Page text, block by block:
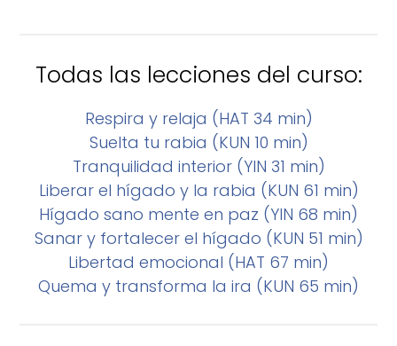
Todas las lecciones del curso:
Respira y relaja (HAT 34 min)
Suelta tu rabia (KUN 10 min)
Tranquilidad interior (YIN 31 min)
Liberar el hígado y la rabia (KUN 61 min)
Hígado sano mente en paz (YIN 68 min)
Sanar y fortalecer el hígado (KUN 51 min)
Libertad emocional (HAT 67 min)
Quema y transforma la ira (KUN 65 min)